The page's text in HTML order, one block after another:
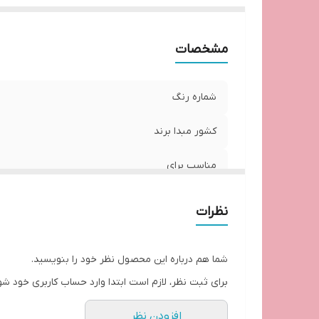
مشخصات
شماره رنگ
کشور مبدا برند
مناسب برای
نظرات
شما هم درباره این محصول نظر خود را بنویسید.
برای ثبت نظر، لازم است ابتدا وارد حساب کاربری خود
افزودن نظر